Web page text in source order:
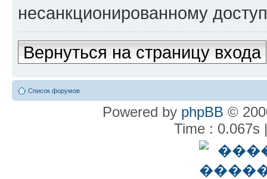
несанкционированному
Вернуться на страницу входа
Список форумов
Powered by phpBB ©
Time : 0.067s